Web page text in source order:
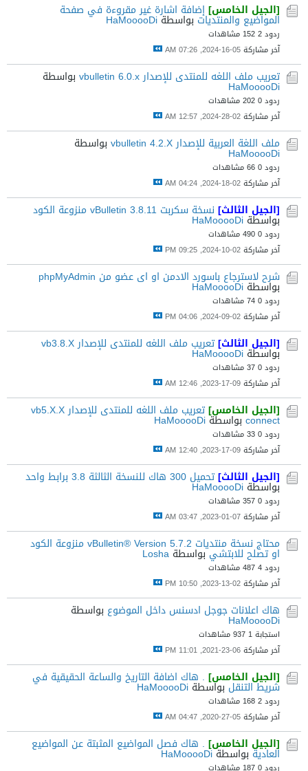
[الجيل الخامس]إضافة اشارة غير مقروءة في صفحة
المواضيع والمنتديات بواسطةHaMooooDi
ردود 2
152 مشاهدات
آخر مشاركة05-16-2024, 07:26 AM
تعريب ملف اللغه للمنتدى للإصدار vbulletin 6.0.x بواسطة
HaMooooDi
ردود 0
202 مشاهدات
آخر مشاركة02-28-2024, 12:57 AM
ملف اللغة العربية للإصدار vbulletin 4.2.X بواسطة
HaMooooDi
ردود 0
66 مشاهدات
آخر مشاركة02-18-2024, 04:24 AM
[الجيل الثالث] نسخة سكربت vBulletin 3.8.11 منزوعة الكود
بواسطة HaMooooDi
ردود 0
490 مشاهدات
آخر مشاركة02-10-2024, 09:25 PM
شرح لاسترجاع باسورد الادمن او اى عضو من phpMyAdmin
بواسطة HaMooooDi
ردود 0
74 مشاهدات
آخر مشاركة02-09-2024, 04:06 PM
[الجيل الثالث]تعريب ملف اللغه للمنتدى للإصدار vb3.8.X
بواسطة HaMooooDi
ردود 0
37 مشاهدات
آخر مشاركة09-17-2023, 12:46 AM
[الجيل الخامس] تعريب ملف اللغه للمنتدى للإصدار vb5.X.X
connect بواسطةHaMooooDi
ردود 0
33 مشاهدات
آخر مشاركة09-17-2023, 12:40 AM
[الجيل الثالث]تحميل 300 هاك للنسخة الثالثة 3.8 برابط واحد
بواسطة HaMooooDi
ردود 0
357 مشاهدات
آخر مشاركة07-01-2023, 03:47 AM
محتاج نسخة منتديات vBulletin® Version 5.7.2 منزوعة الكود
او تصلح للابتشي بواسطة Losha
ردود 4
487 مشاهدات
آخر مشاركة02-13-2023, 10:50 PM
هاك اعلانات جوجل ادسنس داخل الموضوع بواسطة
HaMooooDi
استجابة 1
937 مشاهدات
آخر مشاركة06-23-2021, 11:01 PM
[الجيل الخامس] . هاك اضافة التاريخ والساعة الحقيقية في
شريط التنقل بواسطة HaMooooDi
ردود 2
168 مشاهدات
آخر مشاركة05-27-2020, 04:47 AM
[الجيل الخامس] . هاك فصل المواضيع المثبتة عن المواضيع
العادية بواسطةHaMooooDi
ردود 0 187 مشاهدات